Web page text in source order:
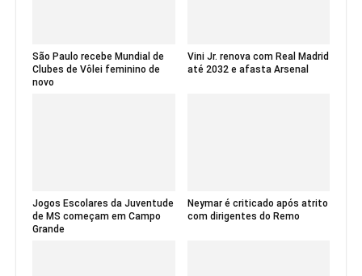
São Paulo recebe Mundial de
Clubes de Vôlei feminino de
novo
Vini Jr. renova com Real Madrid
até 2032 e afasta Arsenal
Jogos Escolares da Juventude
de MS começam em Campo
Grande
Neymar é criticado após atrito
com dirigentes do Remo